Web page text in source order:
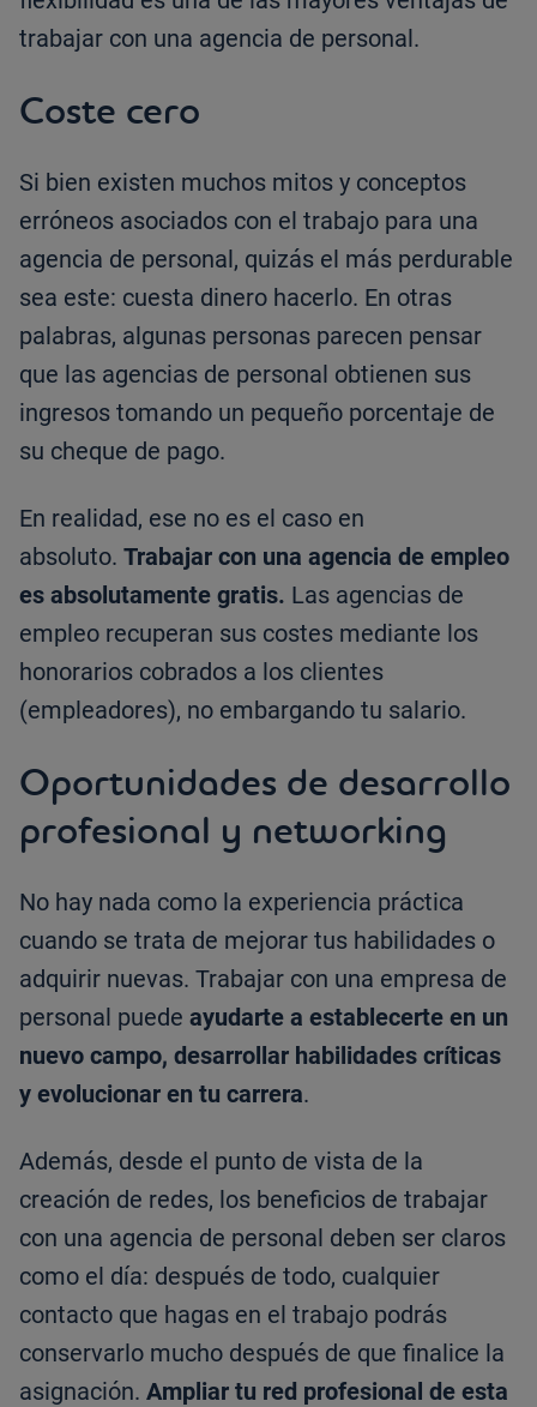
trabajar con una agencia de personal.
Coste cero
Si bien existen muchos mitos y conceptos
erróneos asociados con el trabajo para una
agencia de personal, quizás el más perdurable
sea este: cuesta dinero hacerlo. En otras
palabras, algunas personas parecen pensar
que las agencias de personal obtienen sus
ingresos tomando un pequeño porcentaje de
su cheque de pago.
En realidad, ese no es el caso en
absoluto. Trabajar con una agencia de empleo
es absolutamente gratis. Las agencias de
empleo recuperan sus costes mediante los
honorarios cobrados a los clientes
(empleadores), no embargando tu salario.
Oportunidades de desarrollo
profesional y networking
No hay nada como la experiencia práctica
cuando se trata de mejorar tus habilidades o
adquirir nuevas. Trabajar con una empresa de
personal puede ayudarte a establecerte en un
nuevo campo, desarrollar habilidades críticas
y evolucionar en tu carrera.
Además, desde el punto de vista de la
creación de redes, los beneficios de trabajar
con una agencia de personal deben ser claros
como el día: después de todo, cualquier
contacto que hagas en el trabajo podrás
conservarlo mucho después de que finalice la
asignación. Ampliar tu red profesional de esta